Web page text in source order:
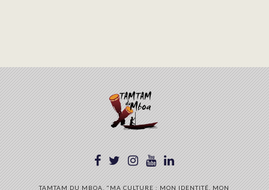
TAMTAM DU MBOA, "MA CULTURE : MON IDENTITÉ, MON